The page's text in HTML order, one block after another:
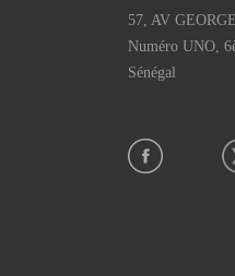
57, AV
Numéro UNO,
Sénégal